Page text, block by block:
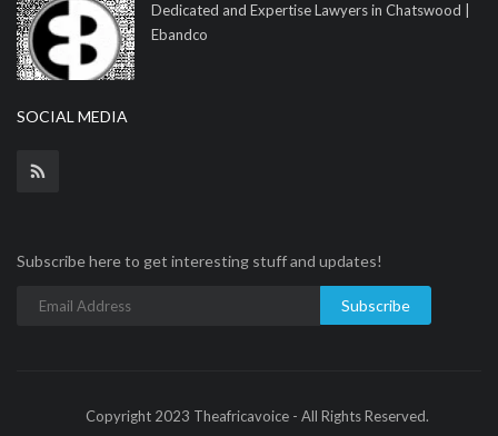
Dedicated and Expertise Lawyers in Chatswood |
Ebandco
SOCIAL MEDIA
Subscribe here to get interesting stuff and updates!
Subscribe
Copyright 2023 Theafricavoice - All Rights Reserved.